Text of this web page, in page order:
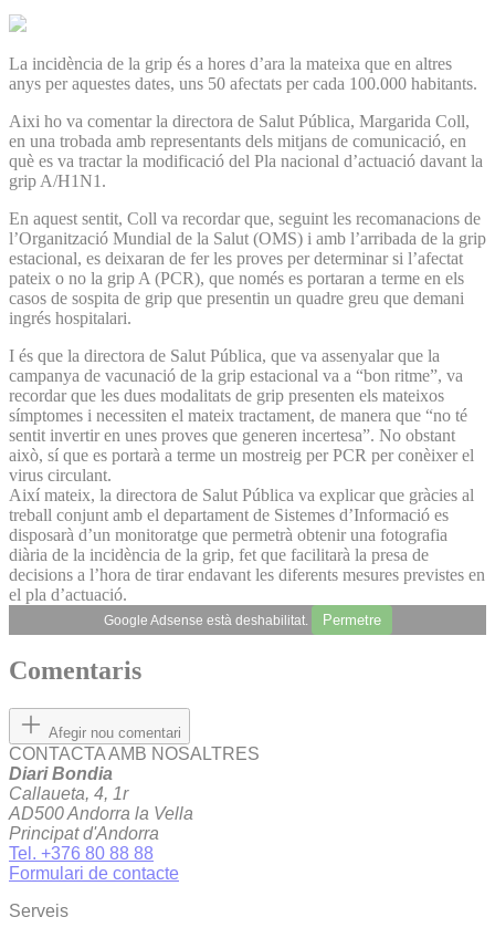
La incidència de la grip és a hores d’ara la mateixa que en altres
anys per aquestes dates, uns 50 afectats per cada 100.000 habitants.
Aixi ho va comentar la directora de Salut Pública, Margarida Coll,
en una trobada amb representants dels mitjans de comunicació, en
què es va tractar la modificació del Pla nacional d’actuació davant la
grip A/H1N1.
En aquest sentit, Coll va recordar que, seguint les recomanacions de
l’Organització Mundial de la Salut (OMS) i amb l’arribada de la grip
estacional, es deixaran de fer les proves per determinar si l’afectat
pateix o no la grip A (PCR), que només es portaran a terme en els
casos de sospita de grip que presentin un quadre greu que demani
ingrés hospitalari.
I és que la directora de Salut Pública, que va assenyalar que la
campanya de vacunació de la grip estacional va a “bon ritme”, va
recordar que les dues modalitats de grip presenten els mateixos
símptomes i necessiten el mateix tractament, de manera que “no té
sentit invertir en unes proves que generen incertesa”. No obstant
això, sí que es portarà a terme un mostreig per PCR per conèixer el
virus circulant.
Així mateix, la directora de Salut Pública va explicar que gràcies al
treball conjunt amb el departament de Sistemes d’Informació es
disposarà d’un monitoratge que permetrà obtenir una fotografia
diària de la incidència de la grip, fet que facilitarà la presa de
decisions a l’hora de tirar endavant les diferents mesures previstes en
el pla d’actuació.
Google Adsense està deshabilitat. Permetre
Comentaris
Afegir nou comentari
CONTACTA AMB NOSALTRES
Diari Bondia
Callaueta, 4, 1r
AD500 Andorra la Vella
Principat d'Andorra
Tel. +376 80 88 88
Formulari de contacte
Serveis